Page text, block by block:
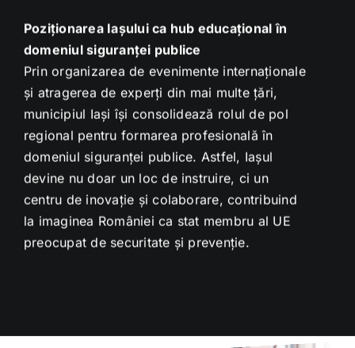
Poziționarea Iașului ca hub educațional în
domeniul siguranței publice
Prin organizarea de evenimente internaționale
și atragerea de experți din mai multe țări,
municipiul Iași își consolidează rolul de pol
regional pentru formarea profesională în
domeniul siguranței publice. Astfel, Iașul
devine nu doar un loc de instruire, ci un
centru de inovație și colaborare, contribuind
la imaginea României ca stat membru al UE
preocupat de securitate și prevenție.